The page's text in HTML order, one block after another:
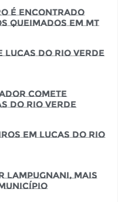
é encontrado
queimados em MT
do Rio Verde
comete
do Rio Verde
em Lucas do Rio
Lampugnani, mais